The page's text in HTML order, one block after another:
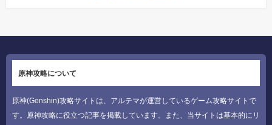
原神攻略について
原神(Genshin)攻略サイトは、アルテマが運営しているゲーム攻略サイトで
す。原神攻略に役立つ記事を掲載しています。また、当サイトは基本的にリ